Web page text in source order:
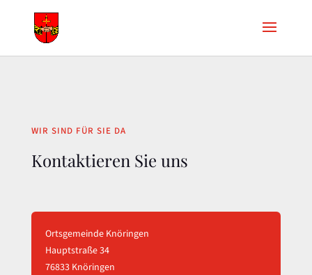
WIR SIND FÜR SIE DA
Kontaktieren Sie uns
Ortsgemeinde Knöringen
Hauptstraße 34
76833 Knöringen